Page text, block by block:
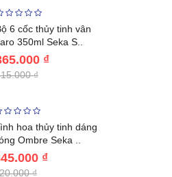
6 cốc thủy tinh vân
350ml Seka S..
₫
₫
hoa thủy tinh dáng
Ombre Seka ..
₫
₫